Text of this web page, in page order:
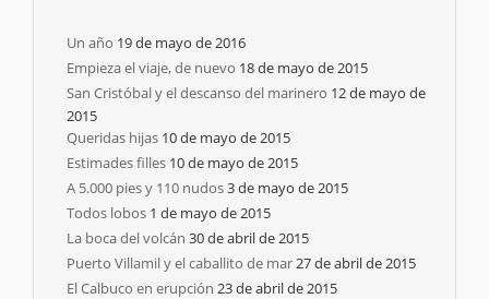
Un año 19 de mayo de 2016
Empieza el viaje, de nuevo 18 de mayo de 2015
San Cristóbal y el descanso del marinero 12 de mayo de
2015
Queridas hijas 10 de mayo de 2015
Estimades filles 10 de mayo de 2015
A 5.000 pies y 110 nudos3 de mayo de 2015
Todos lobos 1 de mayo de 2015
La boca del volcán 30 de abril de 2015
Puerto Villamil y el caballito de mar27 de abril de 2015
El Calbuco en erupción 23 de abril de 2015